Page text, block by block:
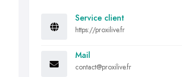
Service client
https://proxilive.fr
Mail
contact@proxilive.fr